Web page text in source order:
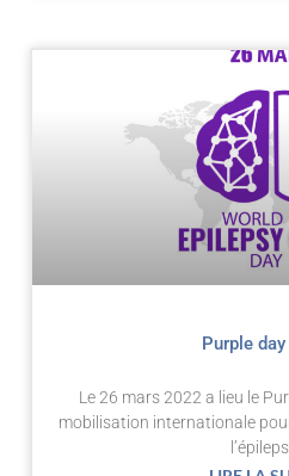
Purple
Le 26 mars 2022 a lieu le
mobilisation internationale